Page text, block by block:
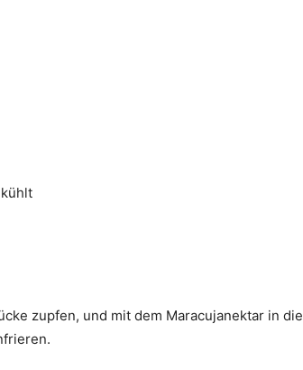
zupfen, und mit dem Maracujanektar in die